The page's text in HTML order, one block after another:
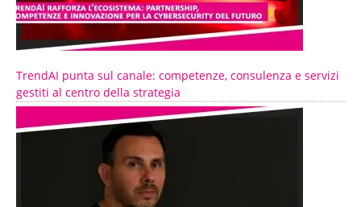
TrendAI punta sul canale: competenze, consulenza e servizi
gestiti al centro della strategia